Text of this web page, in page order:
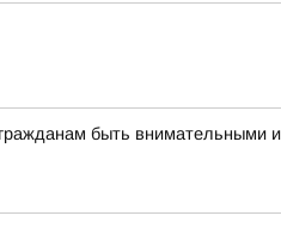
быть внимательными